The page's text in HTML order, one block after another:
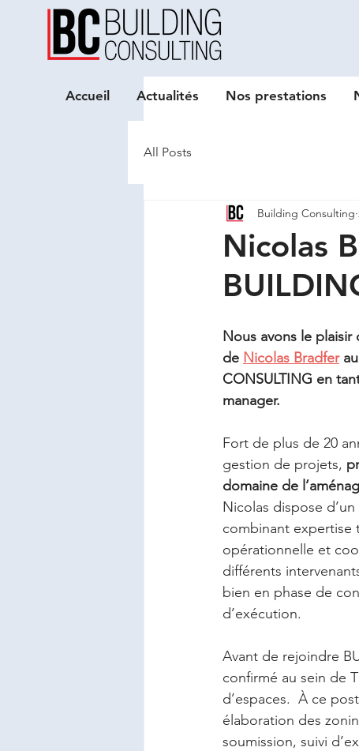
Accueil Actualités Nos prestations
All Posts
Nicolas
Building Consulting
Nous avons le plaisir
de Nicolas Bradfer au
CONSULTING en
manager.
Fort de plus de 20
gestion de projets,
domaine de
Nicolas dispose
combinant expertise
opérationnelle et
différents
bien en phase de
d’exécution.
Avant de rejoindre
confirmé au sein de
d’espaces.  À ce
élaboration des
soumission, suivi